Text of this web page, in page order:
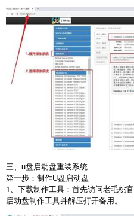
三、u盘启动盘重装系统
第一步：制作U盘启动盘
1、下载制作工具：首先访问老毛桃
启动盘制作工具并解压打开备用。